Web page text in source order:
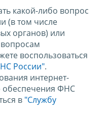
какой-либо вопрос
(в том числе
органов) или
воспользоваться
России".
интернет-
обеспечения ФНС
в "Службу